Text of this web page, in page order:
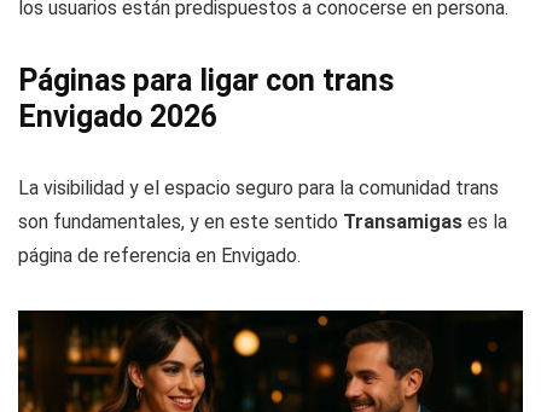
los usuarios están predispuestos a conocerse en persona.
Páginas para ligar con trans
Envigado 2026
La visibilidad y el espacio seguro para la comunidad trans
son fundamentales, y en este sentido Transamigas es la
página de referencia en Envigado.